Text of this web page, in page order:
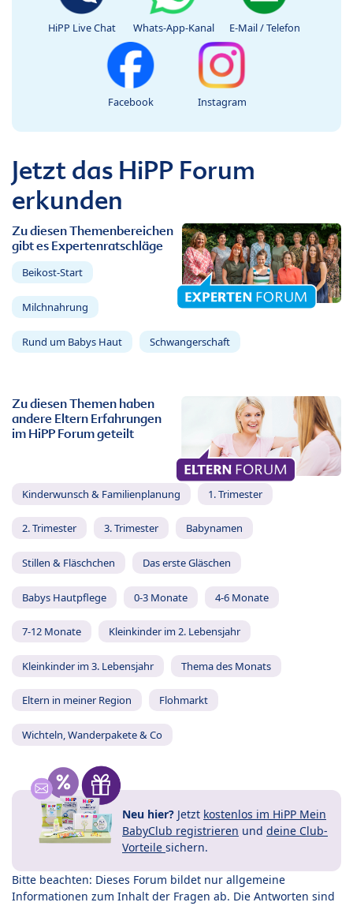
HiPP Live Chat Whats-App-Kanal E-Mail / Telefon
Facebook Instagram
Jetzt das HiPP Forum
erkunden
Zu diesen Themenbereichen
gibt es Expertenratschläge
Beikost-Start
Milchnahrung
Rund um Babys Haut Schwangerschaft
Zu diesen Themen haben
andere Eltern Erfahrungen
im HiPP Forum geteilt
Kinderwunsch & Familienplanung 1. Trimester
2. Trimester 3. Trimester Babynamen
Stillen & Fläschchen Das erste Gläschen
Babys Hautpflege 0-3 Monate 4-6 Monate
7-12 Monate Kleinkinder im 2. Lebensjahr
Kleinkinder im 3. Lebensjahr Thema des Monats
Eltern in meiner Region Flohmarkt
Wichteln, Wanderpakete & Co
Neu hier? Jetzt kostenlos im HiPP Mein
BabyClub registrieren und deine Club-
Vorteile sichern.
Bitte beachten: Dieses Forum bildet nur allgemeine
Informationen zum Inhalt der Fragen ab. Die Antworten sind